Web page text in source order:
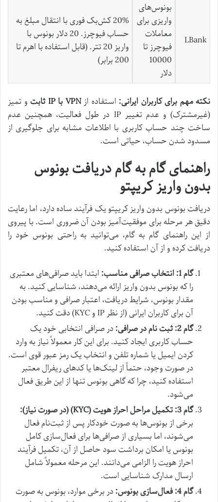
LBank
بونوس‌های
واریزی برای
معاملات
فیوچرز تا
10000
دلار
20% کش‌بک فوری با انتقال مبلغ به
حساب فیوچرز. 20 دلار بونوس با
واریز 20 تتر. (قابل استفاده با اهرم تا
200 برابر)
نکته مهم برای کاربران ایرانی: استفاده ازVPN با IP ثابت
و تمیز
(غیرمشترک) و عدم تغییر IP در طول فعالیت، همچنین عدم
ساخت چند حساب کاربری با اطلاعات مشابه برای جلوگیری از
مسدود شدن حساب، حیاتی است.
راهنمای گام به گام دریافت بونوس
بدون واریز کریپتو
دریافت بونوس بدون واریز کریپتو یک فرآیند ساده دارد، اما رعایت
دقیق هر مرحله برای موفقیت‌آمیز بودن آن ضروری است. با پیروی
از این راهنمای گام به گام، می‌توانید به راحتی بونوس خود را
دریافت کرده و از آن استفاده کنید.
گام 1: انتخاب صرافی مناسب:
ابتدا باید صرافی‌های معتبری
را که بونوس بدون واریز ارائه می‌دهند، شناسایی کنید. به
مقدار بونوس، شرایط دریافت، اعتبار صرافی و مناسب بودن
آن برای کاربران ایرانی (از نظر IP و KYC) دقت کنید.
گام 2: ثبت نام در صرافی:
در صرافی انتخابی خود یک
حساب کاربری ایجاد کنید. برای این کار معمولاً نیاز به وارد
کردن ایمیل یا شماره تلفن و انتخاب یک رمز عبور قوی است.
در صورت وجود، حتماً از لینک‌ها یا کدهای ریفرال معتبر
استفاده کنید، چرا که گاهی بونوس تنها از این طریق فعال
می‌شود.
گام 3: تکمیل مراحل احراز هویت (KYC) (در صورت نیاز):
برخی از بونوس‌ها به صورت خودکار پس از ثبت‌نام فعال
می‌شوند، اما بسیاری از صرافی‌ها برای فعال‌سازی کامل
بونوس یا امکان برداشت سود حاصل از آن، تکمیل فرآیند
احراز هویت را الزامی می‌دانند. این مرحله معمولاً شامل
ارسال مدارک شناسایی است.
گام 4: فعال‌سازی بونوس:
در برخی موارد، بونوس به صورت